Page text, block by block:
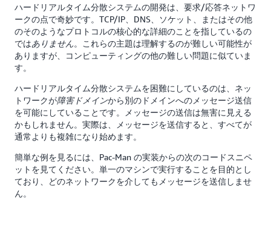
ハードリアルタイム分散システムの開発は、要求/応答ネットワ
ークの点で奇妙です。TCP/IP、DNS、ソケット、またはその他
のそのようなプロトコルの核心的な詳細のことを指しているの
ではありません。これらの主題は理解するのが難しい可能性が
ありますが、コンピューティングの他の難しい問題に似ていま
す。
ハードリアルタイム分散システムを困難にしているのは、ネッ
トワークが障害ドメインから別のドメインへのメッセージ送信
を可能にしていることです。メッセージの送信は無害に見える
かもしれません。実際は、メッセージを送信すると、すべてが
通常よりも複雑になり始めます。
簡単な例を見るには、Pac-Man の実装からの次のコードスニペ
ットを見てください。単一のマシンで実行することを目的とし
ており、どのネットワークを介してもメッセージを送信しませ
ん。